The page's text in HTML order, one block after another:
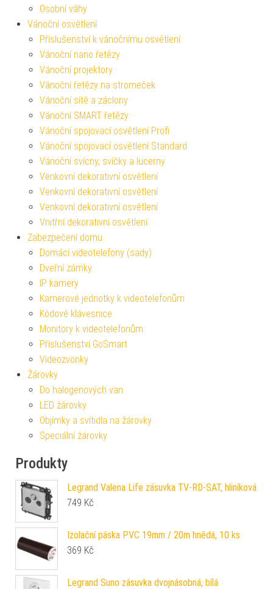
Osobní váhy
Vánoční osvětlení
Příslušenství k vánočnímu osvětlení
Vánoční nano řetězy
Vánoční projektory
Vánoční řetězy na stromeček
Vánoční sítě a záclony
Vánoční SMART řetězy
Vánoční spojovací osvětlení Profi
Vánoční spojovací osvětlení Standard
Vánoční svícny, svíčky a lucerny
Venkovní dekorativní osvětlení
Venkovní dekorativní osvětlení
Venkovní dekorativní osvětlení
Vnitřní dekorativní osvětlení
Zabezpečení domu
Domácí videotelefony (sady)
Dveřní zámky
IP kamery
Kamerové jednotky k videotelefonům
Kódové klávesnice
Monitory k videotelefonům
Příslušenství GoSmart
Videozvonky
Žárovky
Do halogenových van
LED žárovky
Objímky a svítidla na žárovky
Speciální žárovky
Produkty
Legrand Valena Life zásuvka TV-RD-SAT, hliníková
749 Kč
Izolační páska PVC 19mm / 20m hnědá, 10 ks
369 Kč
Legrand Suno zásuvka dvojnásobná, bílá